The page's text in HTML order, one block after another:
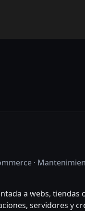
·
a webs, tiendas
servidores y